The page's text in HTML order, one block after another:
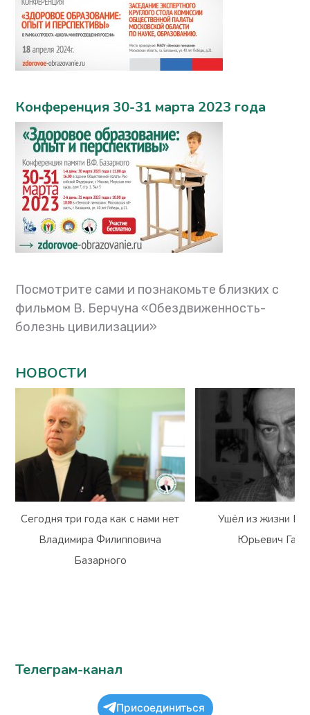
Конференция 30-31 марта 2023 года
Посмотрите сами и познакомьте близких с
фильмом В. Берчуна «Обездвиженность-
болезнь цивилизации»
НОВОСТИ
Сегодня три года как с нами нет
Владимира Филипповича
Базарного
Ушёл из жизни
Юрьевич
Телеграм-канал
Присоединиться